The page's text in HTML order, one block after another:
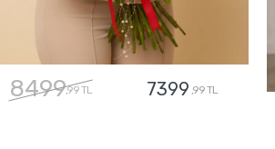
8499,99 TL 7399 ,99 TL